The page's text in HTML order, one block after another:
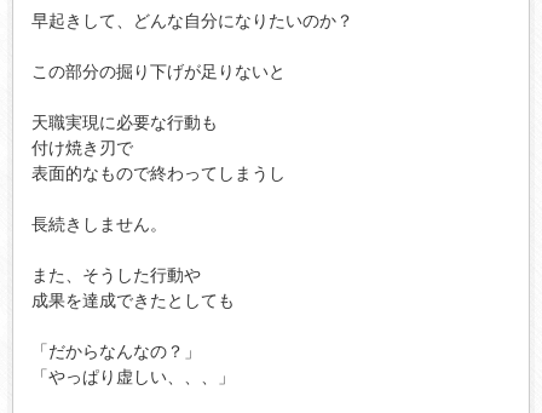
早起きして、どんな自分になりたいのか？
この部分の掘り下げが足りないと
天職実現に必要な行動も
付け焼き刃で
表面的なもので終わってしまうし
長続きしません。
また、そうした行動や
成果を達成できたとしても
「だからなんなの？」
「やっぱり虚しい、、、」